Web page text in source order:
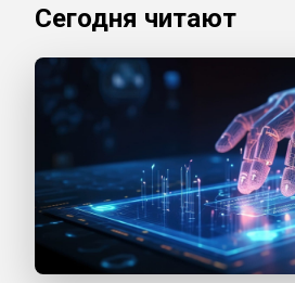
Сегодня читают